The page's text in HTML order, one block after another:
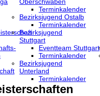
Terminkalender
Bezirksjugend Ostalb
Terminkalender
Bezirksjugend
Stuttgart
‎Eventteam Stuttgart
Terminkalender
Bezirksjugend
Unterland
Terminkalender